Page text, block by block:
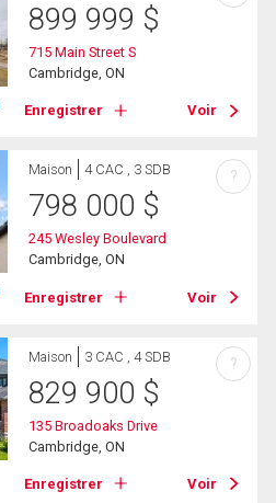
899 999 $
715 Main Street S
Cambridge, ON
Enregistrer Voir
Maison 4 CAC , 3 SDB
798 000 $
245 Wesley Boulevard
Cambridge, ON
Enregistrer Voir
?
Maison 3 CAC , 4 SDB
829 900 $
135 Broadoaks Drive
Cambridge, ON
Enregistrer Voir
?